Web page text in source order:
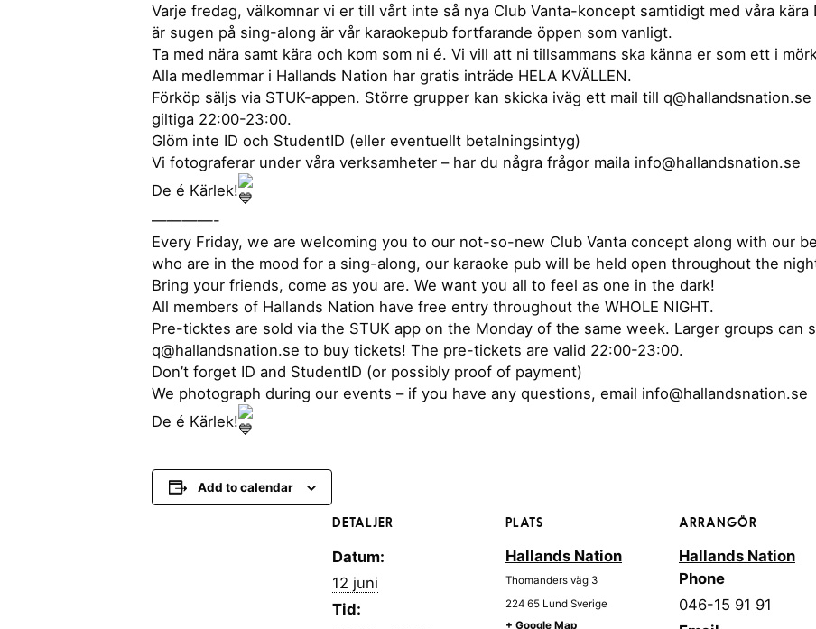
Varje fredag, välkomnar vi er till vårt inte så nya Club Vanta-koncept samtidigt med våra
är sugen på sing-along är vår karaokepub fortfarande öppen som vanligt.
Ta med nära samt kära och kom som ni é. Vi vill att ni tillsammans ska känna er som ett i
Alla medlemmar i Hallands Nation har gratis inträde HELA KVÄLLEN.
Förköp säljs via STUK-appen. Större grupper kan skicka iväg ett mail till
giltiga 22:00-23:00.
Glöm inte ID och StudentID (eller eventuellt betalningsintyg)
Vi fotograferar under våra verksamheter – har du några frågor maila info@hallandsnation.se
De é Kärlek!
————-
Every Friday, we are welcoming you to our not-so-new Club Vanta concept along with our
who are in the mood for a sing-along, our karaoke pub will be held open throughout the
Bring your friends, come as you are. We want you all to feel as one in the dark!
All members of Hallands Nation have free entry throughout the WHOLE NIGHT.
Pre-ticktes are sold via the STUK app on the Monday of the same week. Larger groups can
q@hallandsnation.se to buy tickets! The pre-tickets are valid 22:00-23:00.
Don’t forget ID and StudentID (or possibly proof of payment)
We photograph during our events – if you have any questions, email info@hallandsnation.se
De é Kärlek!
Add to calendar
DETALJER
Datum:
12 juni
Tid:
PLATS
Hallands Nation
Thomanders väg 3
224 65 Lund Sverige
+ Google Map
ARRANGÖR
Hallands Nation
Phone
046-15 91 91